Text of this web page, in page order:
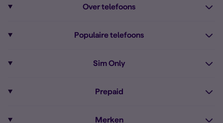
Over telefoons
Alle telefoons
Populaire telefoons
iPhone 16
Sim Only
Prepaid
Merken